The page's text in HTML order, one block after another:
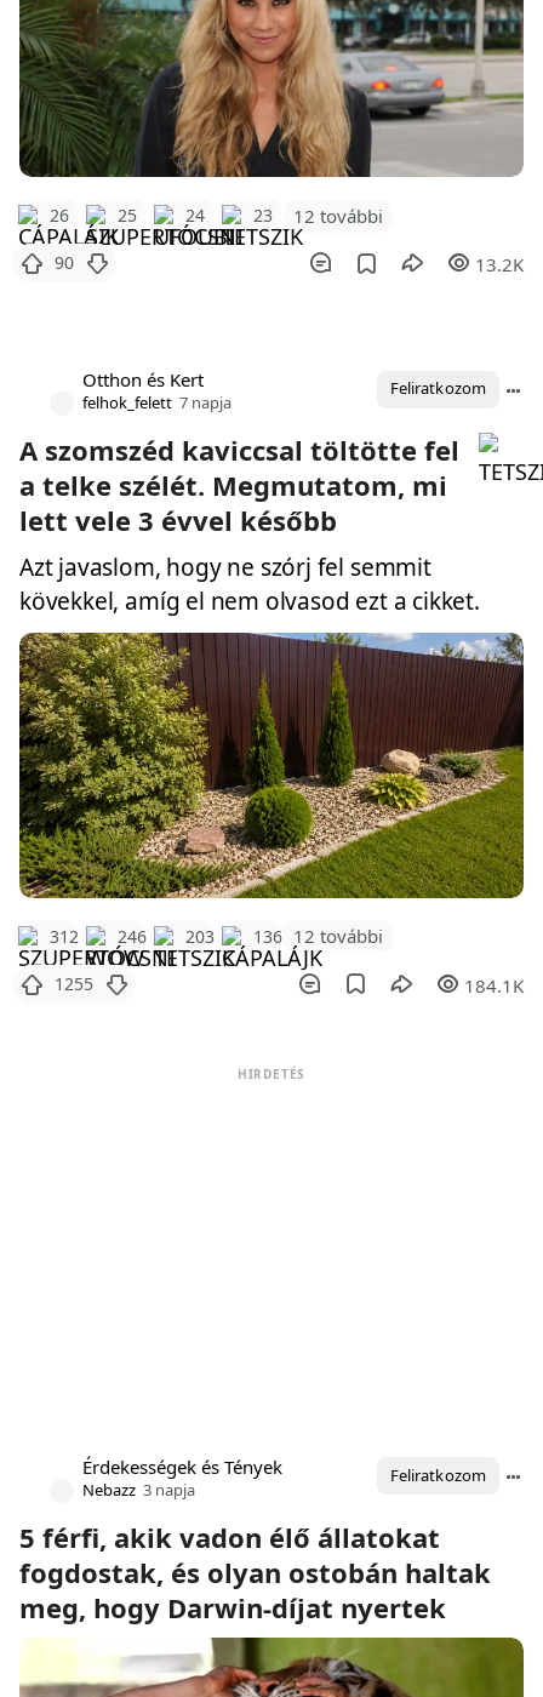
26 25 24 23 12 további
90 13.2K
Otthon és Kert
felhok_felett 7 napja
Feliratkozom
A szomszéd kaviccsal töltötte fel
a telke szélét. Megmutatom, mi
lett vele 3 évvel később
Azt javaslom, hogy ne szórj fel semmit
kövekkel, amíg el nem olvasod ezt a cikket.
312 246 203 136 12 további
1255 184.1K
HIRDETÉS
Érdekességek és Tények
Nebazz 3 napja
Feliratkozom
5 férfi, akik vadon élő állatokat
fogdostak, és olyan ostobán haltak
meg, hogy Darwin-díjat nyertek